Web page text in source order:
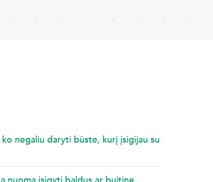
negaliu daryti būste, kurį įsigijau su